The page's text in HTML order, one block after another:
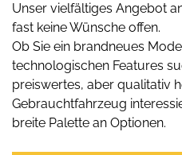
Unser vielfältiges Angebot
fast keine Wünsche offen.
Ob Sie ein brandneues
technologischen Features
preiswertes, aber qualitativ
Gebrauchtfahrzeug
breite Palette an Optionen.